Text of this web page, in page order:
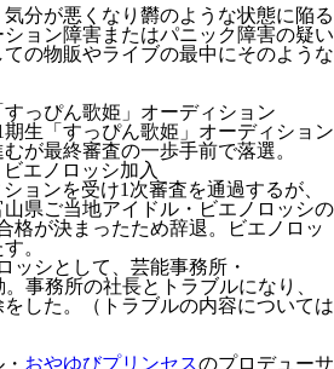
分が悪くなり欝のような状態に陥る
ョン障害またはパニック障害の疑い
の物販やライブの最中にそのような
っぴん歌姫」オーディション
期生「すっぴん歌姫」オーディション
が最終審査の一歩手前で落選。
エノロッシ加入
ョンを受け1次審査を通過するが、
県ご当地アイドル・ ビエノロッシの
格が決まったため辞退。ビエノロッ
。
ッシとして、芸能事務所・
事務所の社長とトラブルになり、
した。（トラブルの内容については
おやゆびプリンセスのプロデューサ